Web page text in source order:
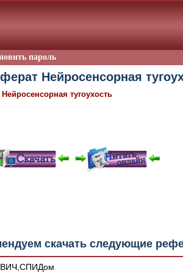
пароль
Нейросенсорная
Нейросенсорная тугоухость
скачать следующие
ВИЧ,СПИДом